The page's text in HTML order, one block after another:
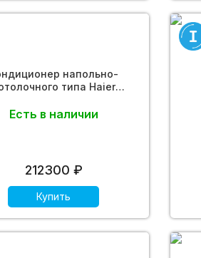
напольно-
типа Haier
Есть в наличии
212300 ₽
Купить